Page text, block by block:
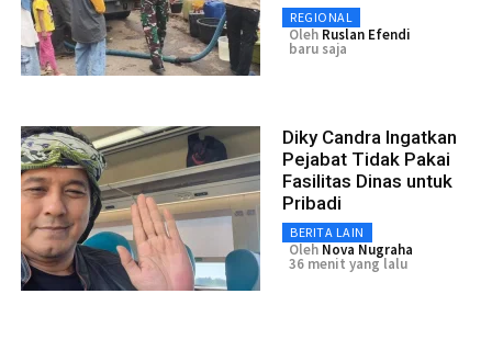
REGIONAL
Oleh Ruslan Efendi
baru saja
Diky Candra Ingatkan
Pejabat Tidak Pakai
Fasilitas Dinas untuk
Pribadi
BERITA LAIN
Oleh Nova Nugraha
36 menit yang lalu